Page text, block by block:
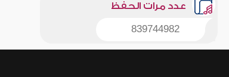
عدد مرات الحفظ
839744982